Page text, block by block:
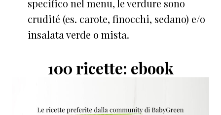
specifico nel menu, le verdure sono
crudité (es. carote, finocchi, sedano) e/o
insalata verde o mista.
100 ricette: ebook